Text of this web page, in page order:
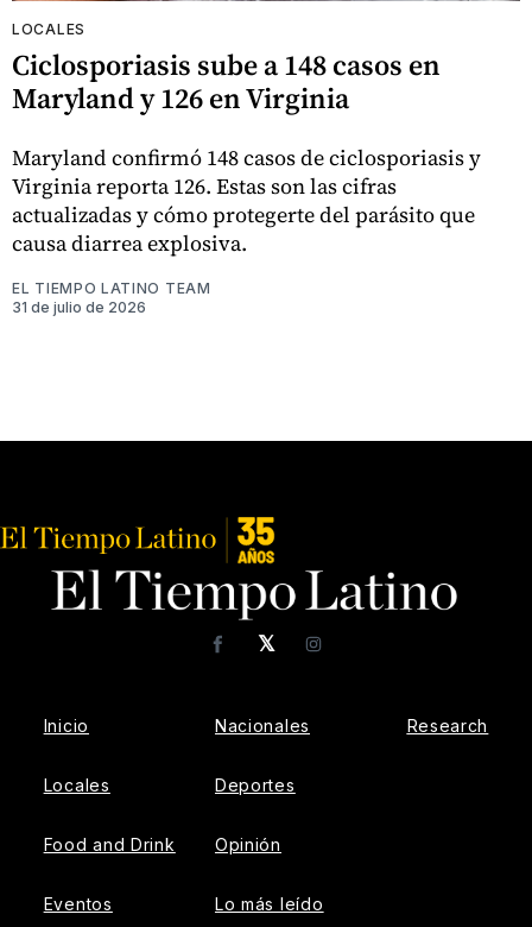
LOCALES
Ciclosporiasis sube a 148 casos en
Maryland y 126 en Virginia
Maryland confirmó 148 casos de ciclosporiasis y
Virginia reporta 126. Estas son las cifras
actualizadas y cómo protegerte del parásito que
causa diarrea explosiva.
EL TIEMPO LATINO TEAM
31 de julio de 2026
𝕏
FacebookInstagram
Inicio
Locales
Food and Drink
Eventos
Nacionales
Deportes
Opinión
Lo más leído
Research